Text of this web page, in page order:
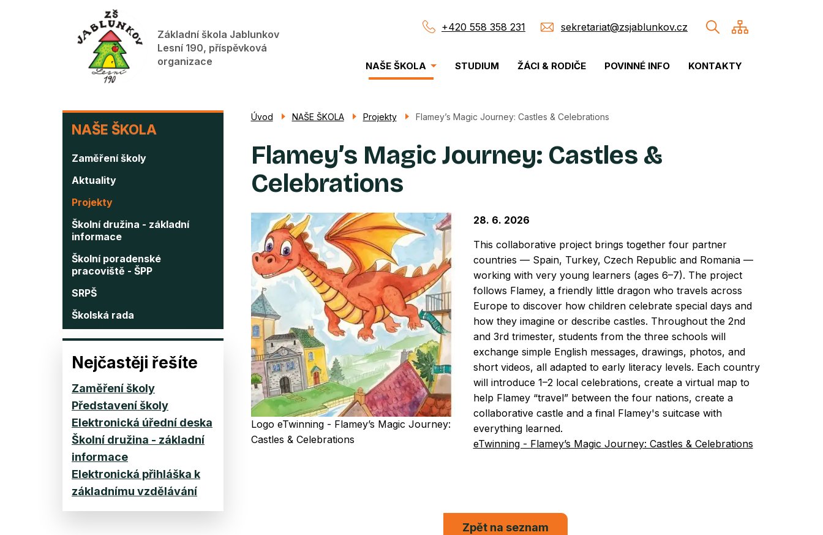
Základní škola Jablunkov
Lesní 190, příspěvková
organizace
+420 558 358 231 sekretariat@zsjablunkov.cz
Menu
navigace
NAŠE ŠKOLA STUDIUM ŽÁCI & RODIČE POVINNÉ INFO KONTAKTY
NAŠE
NAŠE ŠKOLA
Zaměření školy
Aktuality
Projekty
Školní družina - základní
informace
Školní poradenské
pracoviště - ŠPP
SRPŠ
Školská rada
Nejčastěji řešíte
Zaměření školy
Představení školy
Elektronická úřední deska
Školní družina - základní
informace
Elektronická přihláška k
základnímu vzdělávání
Úvod NAŠE ŠKOLA Projekty Flamey’s Magic Journey: Castles & Celebrations
Flamey’s Magic Journey: Castles &
Celebrations
Logo eTwinning - Flamey’s Magic Journey:
Castles & Celebrations
28. 6. 2026
This collaborative project brings together four partner
countries — Spain, Turkey, Czech Republic and Romania —
working with very young learners (ages 6–7). The project
follows Flamey, a friendly little dragon who travels across
Europe to discover how children celebrate special days and
how they imagine or describe castles. Throughout the 2nd
and 3rd trimester, students from the three schools will
exchange simple English messages, drawings, photos, and
short videos, all adapted to early literacy levels. Each country
will introduce 1–2 local celebrations, create a virtual map to
help Flamey “travel” between the four nations, create a
collaborative castle and a final Flamey's suitcase with
everything learned.
eTwinning - Flamey’s Magic Journey: Castles & Celebrations
Zpět na seznam